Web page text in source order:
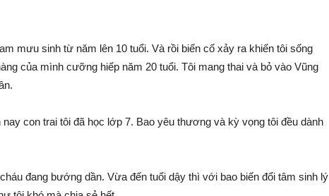
mưu sinh từ năm lên 10 tuổi. Và rồi biến cố xảy ra khiến tôi sống
của mình cưỡng hiếp năm 20 tuổi. Tôi mang thai và bỏ vào Vũng
con trai tôi đã học lớp 7. Bao yêu thương và kỳ vọng tôi đều dành
đang bướng dần. Vừa đến tuổi dậy thì với bao biến đổi tâm sinh lý